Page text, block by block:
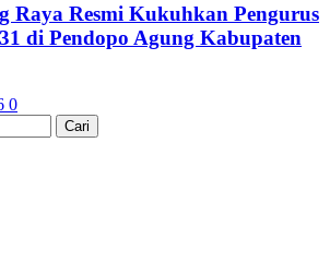
Raya Resmi Kukuhkan Pengurus
di Pendopo Agung Kabupaten
0